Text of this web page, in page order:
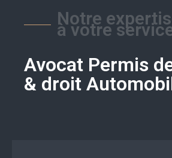
Notre
à votre
Avocat Permis
& droit